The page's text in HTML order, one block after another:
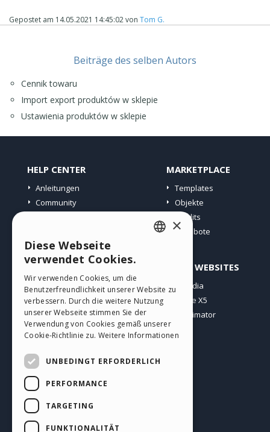
Gepostet am 14.05.2021 14:45:02von Tom G.
Beiträge des selben Autors
Cennik towaru
Import export produktów w sklepie
Ustawienia produktów w sklepie
HELP CENTER
Anleitungen
Community
MARKETPLACE
Templates
Objekte
Credits
Angebote
PROFIL
Meine Beiträge
Meine Lizenz
Download
Webhosting
ANDERE WEBSITES
Incomedia
WebSite X5
WebAnimator
GERMAN
SPANISH
PORTUGUESE
×
Diese Webseite
verwendet Cookies.
Wir verwenden Cookies, um die
Benutzerfreundlichkeit unserer Website zu
verbessern. Durch die weitere Nutzung
unserer Webseite stimmen Sie der
Verwendung von Cookies gemäß unserer
Cookie-Richtlinie zu. Weitere Informationen
UNBEDINGT ERFORDERLICH
PERFORMANCE
TARGETING
FUNKTIONALITÄT